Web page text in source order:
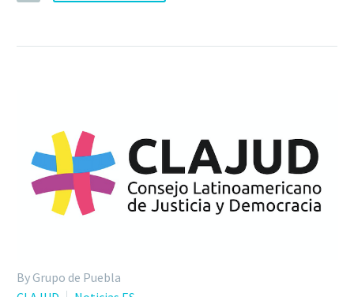
By Grupo de Puebla